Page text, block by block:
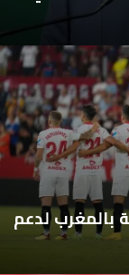
بالمغرب لدعم